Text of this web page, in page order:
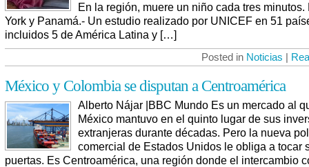
En la región, muere un niño cada tres minutos.
York y Panamá.- Un estudio realizado por UNICEF en 51
incluidos 5 de América Latina y […]
Posted in Noticias |
México y Colombia se disputan a Centroamérica
Alberto Nájar |BBC Mundo Es un mercado al
México mantuvo en el quinto lugar de sus
extranjeras durante décadas. Pero la nueva
comercial de Estados Unidos le obliga a tocar
puertas. Es Centroamérica, una región donde el intercambio